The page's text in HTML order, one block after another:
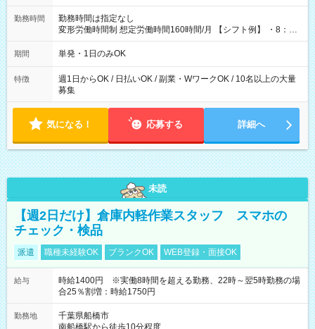
勤務時間
勤務時間は指定なし
変形労働時間制 想定労働時間160時間/月 【シフト例】 ・8：00
～21：00
期間 単発・1日のみOK
特徴
週1日からOK / 日払いOK / 副業・WワークOK / 10名以上の大量
募集
気になる！ 応募する 詳細へ
未読
【週2日だけ】倉庫内軽作業スタッフ スマホの
チェック・検品
派遣 職種未経験OK ブランクOK WEB登録・面接OK
給与
時給1400円 ※実働8時間を超える勤務、22時～翌5時勤務の場
合25％割増：時給1750円
勤務地
千葉県船橋市
南船橋駅から徒歩10分程度